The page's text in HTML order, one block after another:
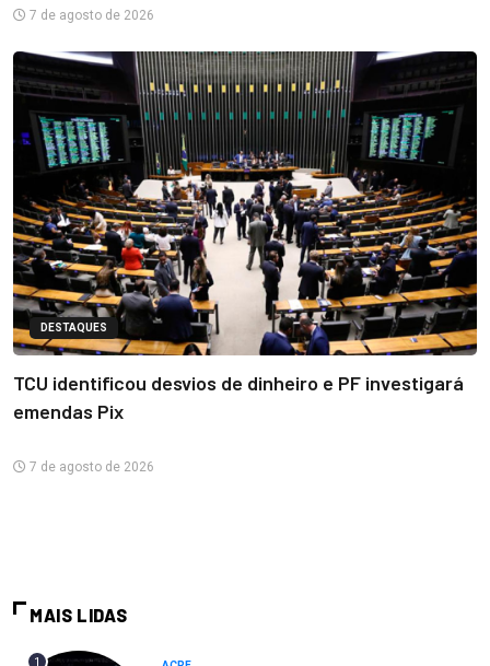
7 de agosto de 2026
DESTAQUES
TCU identificou desvios de dinheiro e PF investigará
emendas Pix
7 de agosto de 2026
MAIS LIDAS
1